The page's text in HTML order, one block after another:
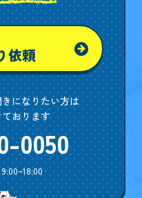
依頼
になりたい方は
おります
0050